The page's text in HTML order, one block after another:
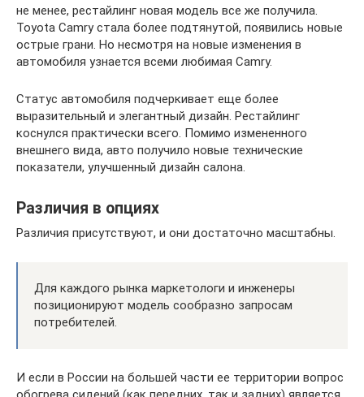
не менее, рестайлинг новая модель все же получила.
Toyota Camry стала более подтянутой, появились новые
острые грани. Но несмотря на новые изменения в
автомобиля узнается всеми любимая Camry.
Статус автомобиля подчеркивает еще более
выразительный и элегантный дизайн. Рестайлинг
коснулся практически всего. Помимо измененного
внешнего вида, авто получило новые технические
показатели, улучшенный дизайн салона.
Различия в опциях
Различия присутствуют, и они достаточно масштабны.
Для каждого рынка маркетологи и инженеры
позиционируют модель сообразно запросам
потребителей.
И если в России на большей части ее территории вопрос